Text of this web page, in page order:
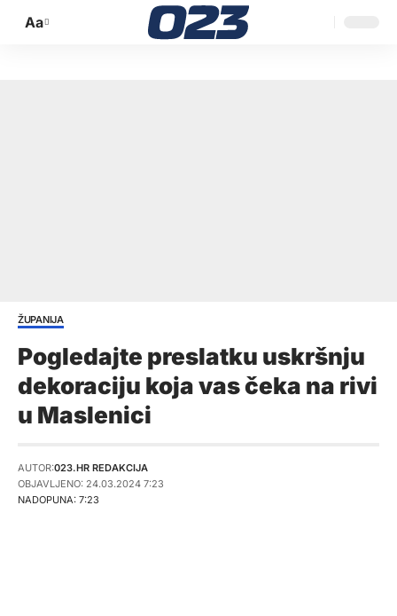
Promijeni
Aa
ŽUPANIJA
Pogledajte preslatku uskršnju
dekoraciju koja vas čeka na rivi
u Maslenici
NADOPUNA: 7:23
AUTOR:023.HR REDAKCIJA
OBJAVLJENO: 24.03.2024 7:23